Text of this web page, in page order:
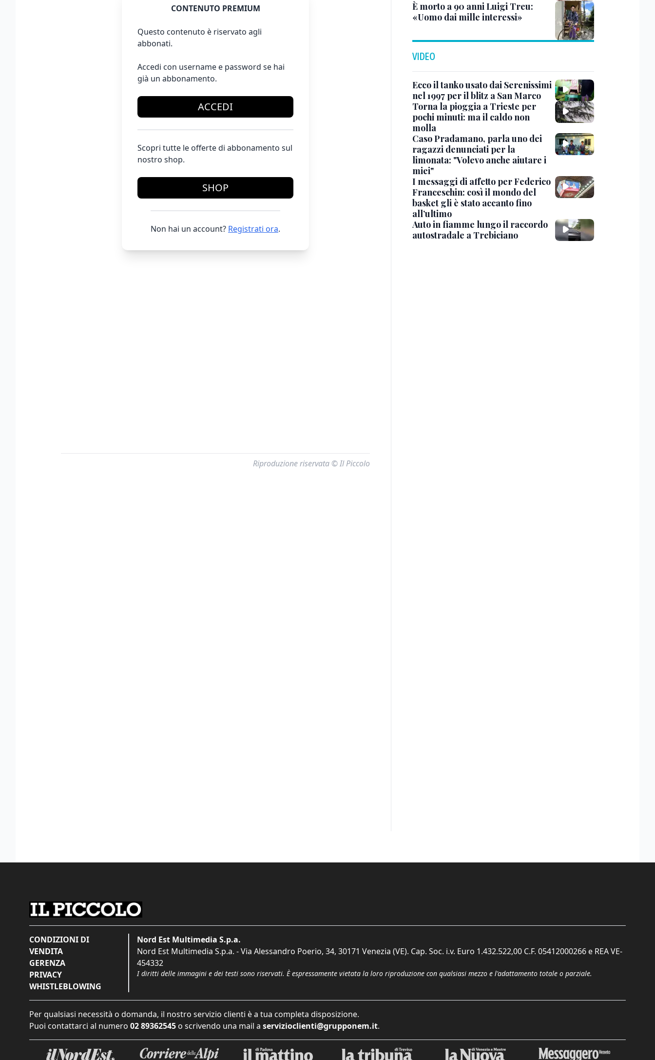
CONTENUTO PREMIUM
Questo contenuto è riservato agli
abbonati.
Accedi con username e password se hai
già un abbonamento.
ACCEDI
Scopri tutte le offerte di abbonamento sul
nostro shop.
SHOP
Non hai un account? Registrati ora.
Riproduzione riservata © Il Piccolo
È morto a 90 anni Luigi Treu:
«Uomo dai mille interessi»
VIDEO
Ecco il tanko usato dai Serenissimi
nel 1997 per il blitz a San Marco
Torna la pioggia a Trieste per
pochi minuti: ma il caldo non
molla
Caso Pradamano, parla uno dei
ragazzi denunciati per la
limonata: "Volevo anche aiutare i
miei"
I messaggi di affetto per Federico
Franceschin: così il mondo del
basket gli è stato accanto fino
all’ultimo
Auto in fiamme lungo il raccordo
autostradale a Trebiciano
CONDIZIONI DI
VENDITA
GERENZA
PRIVACY
WHISTLEBLOWING
Nord Est Multimedia S.p.a.
Nord Est Multimedia S.p.a. - Via Alessandro Poerio, 34, 30171 Venezia (VE). Cap. Soc. i.v. Euro 1.432.522,00 C.F. 05412000266 e REA VE-
454332
I diritti delle immagini e dei testi sono riservati. È espressamente vietata la loro riproduzione con qualsiasi mezzo e l'adattamento totale o parziale.
Per qualsiasi necessità o domanda, il nostro servizio clienti è a tua completa disposizione.
Puoi contattarci al numero 02 89362545 o scrivendo una mail a servizioclienti@grupponem.it.